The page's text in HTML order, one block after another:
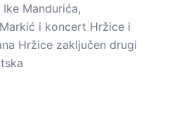
Mandurića,
i koncert Hržice i
Hržice zaključen drugi